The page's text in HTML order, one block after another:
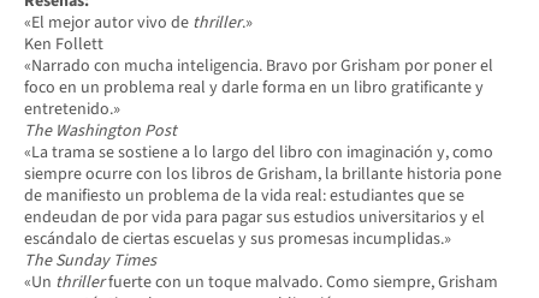
«El mejor autor vivo de thriller.»
Ken Follett
«Narrado con mucha inteligencia. Bravo por Grisham por poner el
foco en un problema real y darle forma en un libro gratificante y
entretenido.»
The Washington Post
«La trama se sostiene a lo largo del libro con imaginación y, como
siempre ocurre con los libros de Grisham, la brillante historia pone
de manifiesto un problema de la vida real: estudiantes que se
endeudan de por vida para pagar sus estudios universitarios y el
escándalo de ciertas escuelas y sus promesas incumplidas.»
The Sunday Times
«Un thrillerfuerte con un toque malvado. Como siempre, Grisham